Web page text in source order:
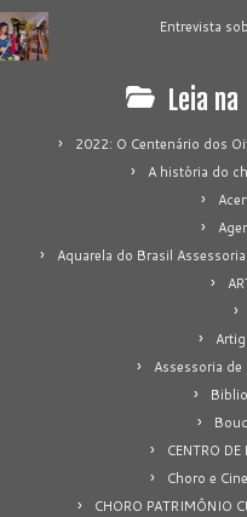
Entrevista
Leia
2022: O Centenário dos
A história do
Aquarela do Brasil
Assessoria
CENTRO
Choro e
CHORO PATRIMÔNIO